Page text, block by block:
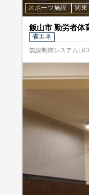
スポーツ施設 関
飯山市 勤労者体
省エネ
無線制御システム